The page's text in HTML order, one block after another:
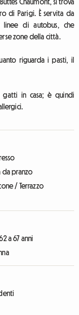
di Parigi. È servita da
di autobus, che
zone della città.
riguarda i pasti, il
gatti in casa; è quindi
da pranzo
/ Terrazzo
a 67 anni